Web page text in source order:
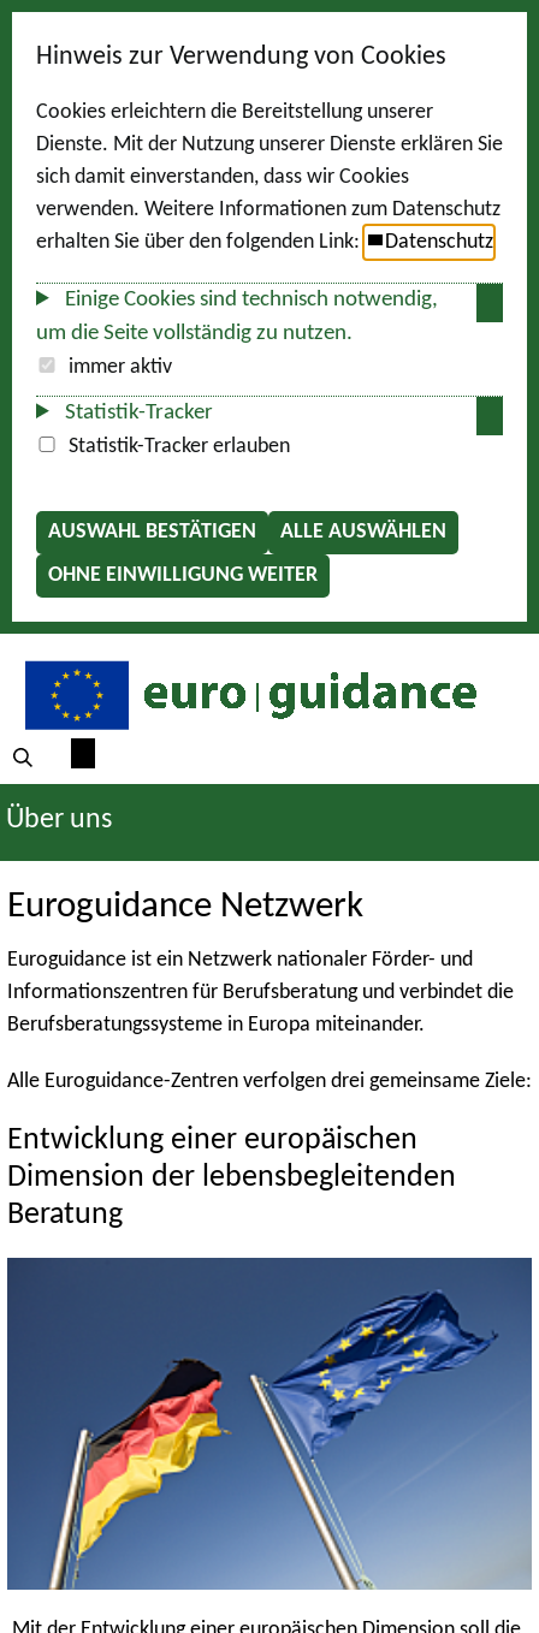
Hinweis zur Verwendung von Cookies
Cookies erleichtern die Bereitstellung unserer
Dienste. Mit der Nutzung unserer Dienste erklären Sie
sich damit einverstanden, dass wir Cookies
verwenden. Weitere Informationen zum Datenschutz
erhalten Sie über den folgenden Link:
Datenschutz
Einige Cookies sind technisch notwendig,
um die Seite vollständig zu nutzen.
immer aktiv
Statistik-Tracker
Statistik-Tracker erlauben
AUSWAHL BESTÄTIGEN
ALLE AUSWÄHLEN
OHNE EINWILLIGUNG WEITER
Über uns
Euroguidance Netzwerk
Euroguidance ist ein Netzwerk nationaler Förder- und
Informationszentren für Berufsberatung und verbindet die
Berufsberatungssysteme in Europa miteinander.
Alle Euroguidance-Zentren verfolgen drei gemeinsame Ziele:
Entwicklung einer europäischen
Dimension der lebensbegleitenden
Beratung